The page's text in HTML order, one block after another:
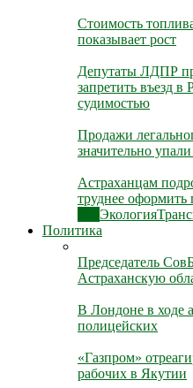
Стоимость
показывает рост
Депутаты ЛДПР
запретить въезд
судимостью
Продажи
значительно
Астраханцам
труднее оформить
Экология
Политика
Председатель
Астраханскую
В Лондоне в ходе
полицейских
«Газпром»
рабочих в Якутии